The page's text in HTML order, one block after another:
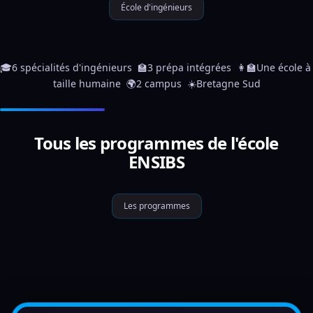
École d'ingénieurs
🎓6 spécialités d'ingénieurs  🏫3 prépa intégrées  👩‍🏫Une école à
taille humaine  🌍2 campus  ☀️Bretagne Sud
Tous les programmes de l'école
ENSIBS
Les programmes